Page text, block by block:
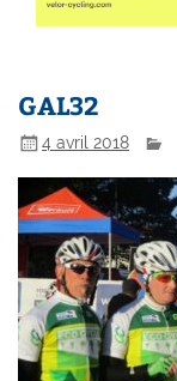
GAL32
4 avril 2018